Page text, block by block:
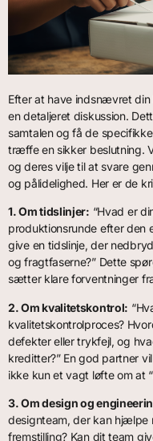
Efter at have indsnævret din
en detaljeret diskussion.
samtalen og få de
træffe en sikker beslutning.
og deres vilje til at svare
og pålidelighed. Her er de
1. Om tidslinjer: “Hvad er
produktionsrunde efter den
give en tidslinje, der
og fragtfaserne?” Dette
sætter klare forventninger
2. Om kvalitetskontrol:
kvalitetskontrolproces?
defekter eller trykfejl, og
kreditter?” En god partner
ikke kun et vagt løfte om at
3. Om design og
designteam, der kan hjælpe
fremstilling? Kan dit team